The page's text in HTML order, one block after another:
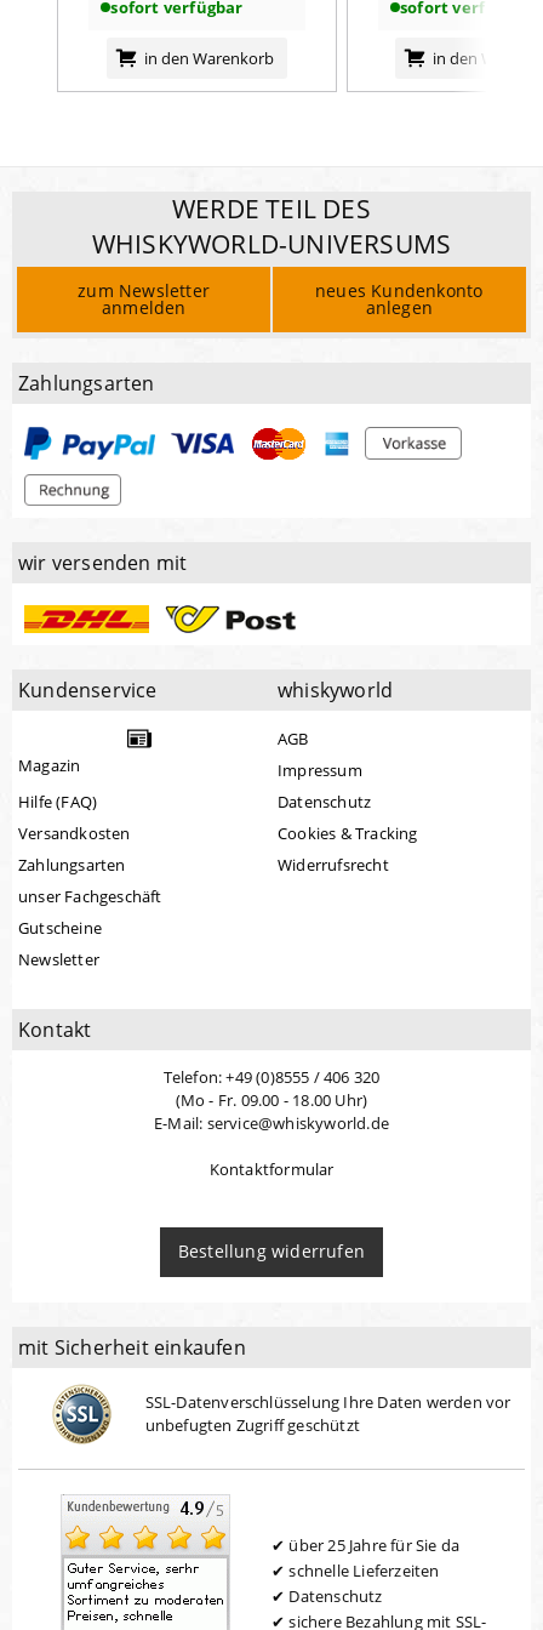
sofort verfügbar
in den Warenkorb
sofort verfügbar
in den
WERDE TEIL DES
WHISKYWORLD-UNIVERSUMS
zum Newsletter
anmelden
neues Kundenkonto
anlegen
Zahlungsarten
wir versenden mit
Kundenservice
Magazin
Hilfe (FAQ)
Versandkosten
Zahlungsarten
unser Fachgeschäft
Gutscheine
Newsletter
whiskyworld
AGB
Impressum
Datenschutz
Cookies & Tracking
Widerrufsrecht
Kontakt
Telefon: +49 (0)8555 / 406 320
(Mo - Fr. 09.00 - 18.00 Uhr)
E-Mail: service@whiskyworld.de
Kontaktformular
Bestellung widerrufen
mit Sicherheit einkaufen
SSL-Datenverschlüsselung Ihre Daten werden vor
unbefugten Zugriff geschützt
über 25 Jahre für Sie da
schnelle Lieferzeiten
Datenschutz
sichere Bezahlung mit SSL-